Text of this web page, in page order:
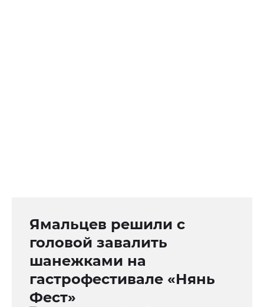
Ямальцев решили с
головой завалить
шанежками на
гастрофестивале «Нянь
Фест»